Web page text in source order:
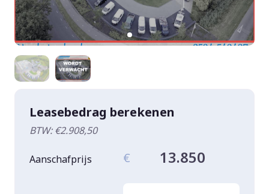
Leasebedrag berekenen
BTW: €2.908,50
Aanschafprijs € 13.850